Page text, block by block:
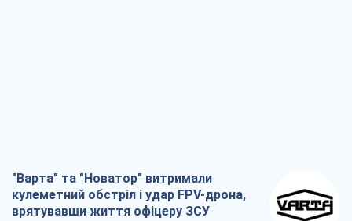
"Варта" та "Новатор" витримали
кулеметний обстріл і удар FPV-дрона,
врятувавши життя офіцеру ЗСУ